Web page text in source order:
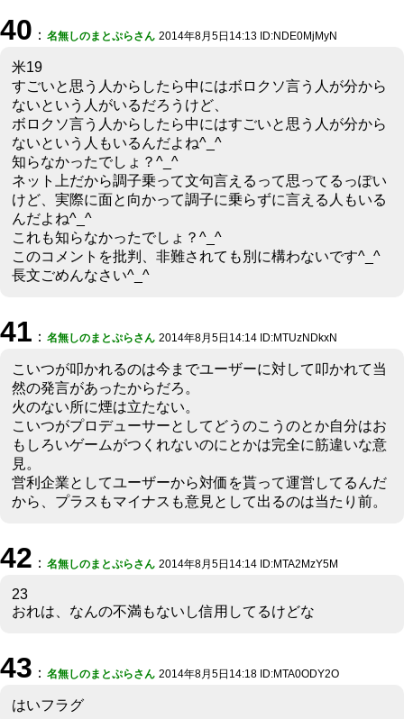
40 ： 名無しのまとぷらさん 2014年8月5日14:13 ID:NDE0MjMyN
米19
すごいと思う人からしたら中にはボロクソ言う人が分から
ないという人がいるだろうけど、
ボロクソ言う人からしたら中にはすごいと思う人が分から
ないという人もいるんだよね^_^
知らなかったでしょ？^_^
ネット上だから調子乗って文句言えるって思ってるっぽい
けど、実際に面と向かって調子に乗らずに言える人もいる
んだよね^_^
これも知らなかったでしょ？^_^
このコメントを批判、非難されても別に構わないです^_^
長文ごめんなさい^_^
41 ： 名無しのまとぷらさん 2014年8月5日14:14 ID:MTUzNDkxN
こいつが叩かれるのは今までユーザーに対して叩かれて当
然の発言があったからだろ。
火のない所に煙は立たない。
こいつがプロデューサーとしてどうのこうのとか自分はお
もしろいゲームがつくれないのにとかは完全に筋違いな意
見。
営利企業としてユーザーから対価を貰って運営してるんだ
から、プラスもマイナスも意見として出るのは当たり前。
42 ： 名無しのまとぷらさん 2014年8月5日14:14 ID:MTA2MzY5M
23
おれは、なんの不満もないし信用してるけどな
43 ： 名無しのまとぷらさん 2014年8月5日14:18 ID:MTA0ODY2O
はいフラグ